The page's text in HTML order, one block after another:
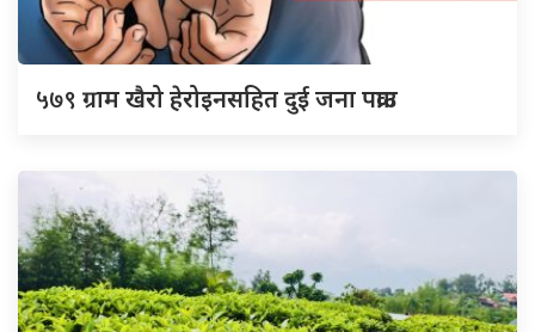
५७९ ग्राम खैरो हेरोइनसहित दुई जना पक्राउ